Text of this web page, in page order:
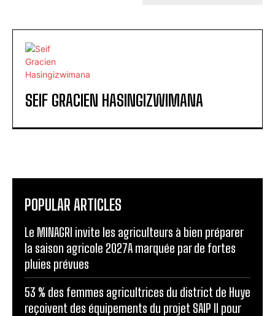
SEIF GRACIEN HASINGIZWIMANA
POPULAR ARTICLES
Le MINAGRI invite les agriculteurs à bien préparer
la saison agricole 2027A marquée par de fortes
pluies prévues
53 % des femmes agricultrices du district de Huye
reçoivent des équipements du projet SAIP II pour